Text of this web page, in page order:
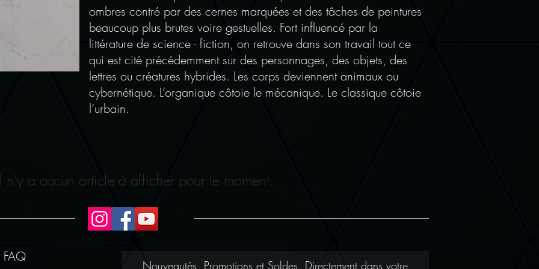
ombres contré par des cernes marquées et des tâches de peintures
beaucoup plus brutes voire gestuelles. Fort influencé par la
littérature de science - fiction, on retrouve dans son travail tout ce
qui est cité précédemment sur des personnages, des objets, des
lettres ou créatures hybrides. Les corps deviennent animaux ou
cybernétique. L’organique côtoie le mécanique. Le classique côtoie
l’urbain.
n'y a aucun article à afficher pour le moment.
FAQ
Nouveautés, Promotions et Soldes. Directement dans votre